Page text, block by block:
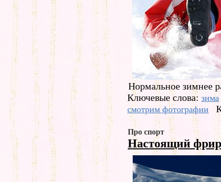
Нормальное зимнее
Ключевые слова: зима
смотрим фотографии
Про спорт
Настоящий